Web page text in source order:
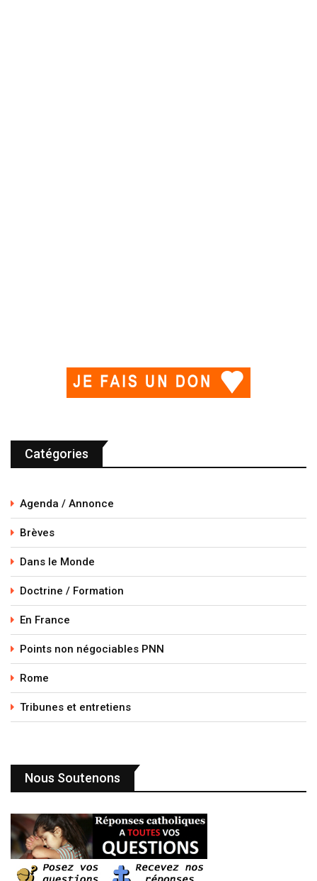
Catégories
Agenda / Annonce
Brèves
Dans le Monde
Doctrine / Formation
En France
Points non négociables PNN
Rome
Tribunes et entretiens
Nous Soutenons